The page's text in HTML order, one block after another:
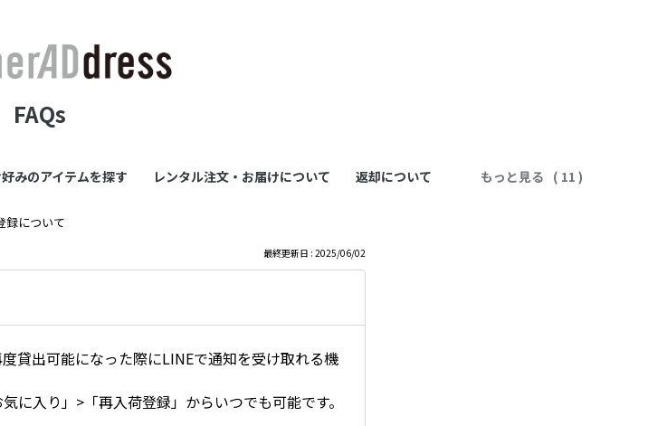
FAQs
みのアイテムを探す レンタル注文・お届けについて 返却について もっと見る
録について
最終更新日 : 2025/06/02
貸出可能になった際にLINEで通知を受け取れる機
に入り」>「再入荷登録」からいつでも可能です。